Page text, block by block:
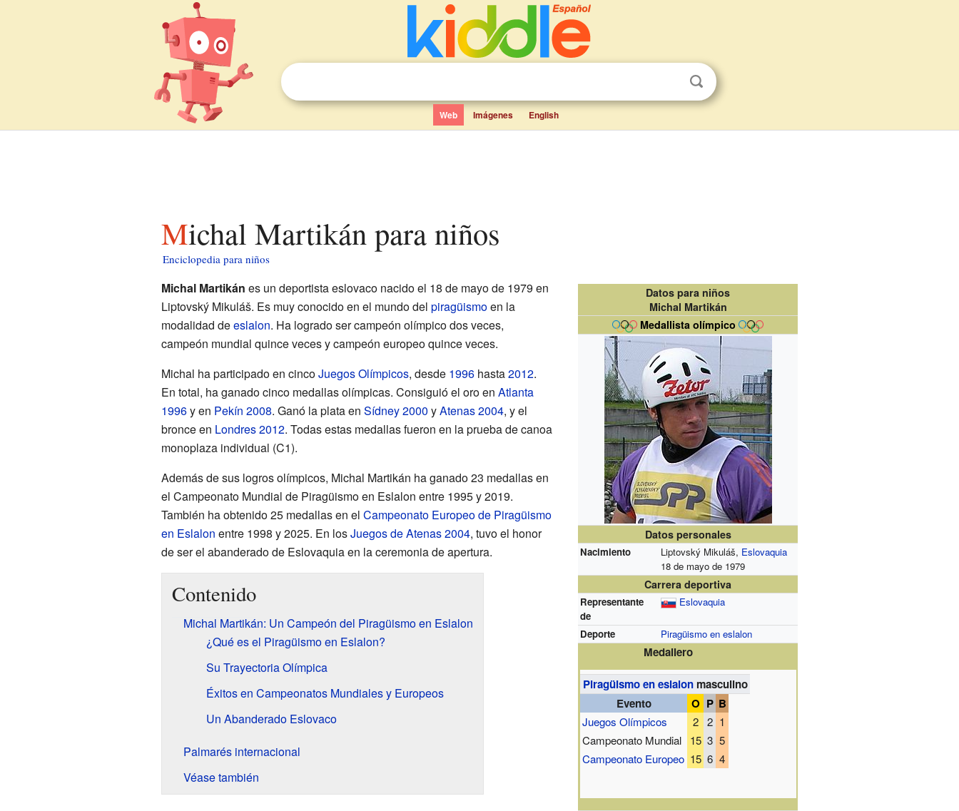
Web Imágenes English
Michal Martikán para niños
Enciclopedia para niños
Datos para niños
Michal Martikán
Medallista olímpico
Datos personales
Nacimiento Liptovský Mikuláš, Eslovaquia
18 de mayo de 1979
Carrera deportiva
Representante
de
Eslovaquia
Deporte Piragüismo en eslalon
Medallero
Piragüismo en eslalonmasculino
Evento
O P B
Juegos Olímpicos 2 2 1
Campeonato Mundial
15 3 5
Campeonato Europeo 15 6 4
Michal Martikán es un deportista eslovaco nacido el 18 de mayo de 1979 en
Liptovský Mikuláš. Es muy conocido en el mundo del piragüismoen la
modalidad deeslalon. Ha logrado ser campeón olímpico dos veces,
campeón mundial quince veces y campeón europeo quince veces.
Michal ha participado en cincoJuegos Olímpicos, desde 1996hasta2012.
En total, ha ganado cinco medallas olímpicas. Consiguió el oro en Atlanta
1996y en Pekín 2008. Ganó la plata en Sídney 2000 yAtenas 2004, y el
bronce en Londres 2012. Todas estas medallas fueron en la prueba de canoa
monoplaza individual (C1).
Además de sus logros olímpicos, Michal Martikán ha ganado 23 medallas en
el Campeonato Mundial de Piragüismo en Eslalon entre 1995 y 2019.
También ha obtenido 25 medallas en el Campeonato Europeo de Piragüismo
en Eslalon entre 1998 y 2025. En losJuegos de Atenas 2004, tuvo el honor
de ser el abanderado de Eslovaquia en la ceremonia de apertura.
Contenido
Michal Martikán: Un Campeón del Piragüismo en Eslalon
¿Qué es el Piragüismo en Eslalon?
Su Trayectoria Olímpica
Éxitos en Campeonatos Mundiales y Europeos
Un Abanderado Eslovaco
Palmarés internacional
Véase también